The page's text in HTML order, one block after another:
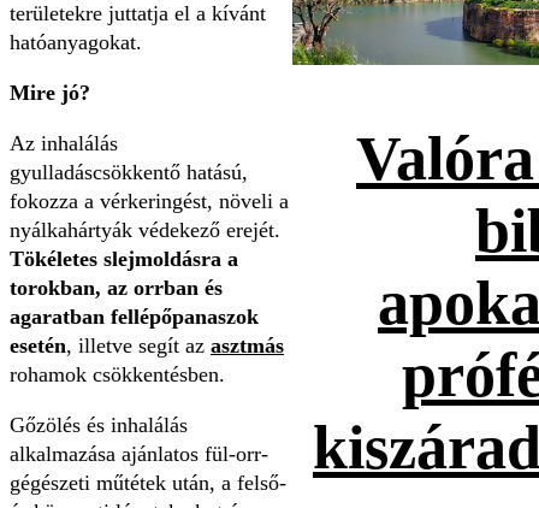
területekre juttatja el a kívánt
hatóanyagokat.
Mire jó?
Az inhalálás
gyulladáscsökkentő hatású,
fokozza a vérkeringést, növeli a
nyálkahártyák védekező erejét.
Tökéletes slejmoldásra a
torokban, az orrban és
agaratban fellépőpanaszok
esetén, illetve segít az asztmás
rohamok csökkentésben.
Gőzölés és inhalálás
alkalmazása ajánlatos fül-orr-
gégészeti műtétek után, a felső-